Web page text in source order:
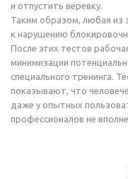
и отпустить веревку.
Таким образом, любая из
к нарушению
После этих тестов
минимизации
специального тренинга.
показывают, что
даже у опытных
профессионалов не